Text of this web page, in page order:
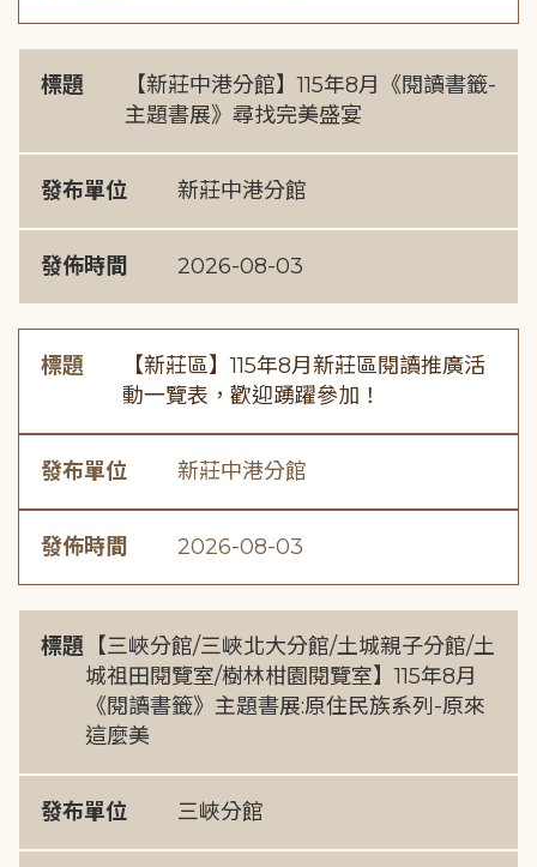
標題
【新莊中港分館】115年8月《閱讀書籤-
主題書展》尋找完美盛宴
發布單位 新莊中港分館
發佈時間 2026-08-03
標題
【新莊區】115年8月新莊區閱讀推廣活
動一覽表，歡迎踴躍參加！
發布單位 新莊中港分館
發佈時間 2026-08-03
標題 【三峽分館/三峽北大分館/土城親子分館/土
城祖田閱覽室/樹林柑園閱覽室】115年8月
《閱讀書籤》主題書展:原住民族系列-原來
這麼美
發布單位 三峽分館